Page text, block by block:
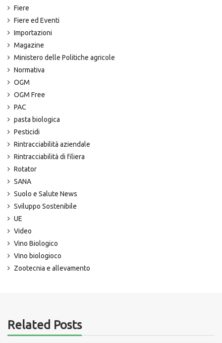
Fiere
Fiere ed Eventi
Importazioni
Magazine
Ministero delle Politiche agricole
Normativa
OGM
OGM Free
PAC
pasta biologica
Pesticidi
Rintracciabilità aziendale
Rintracciabilità di filiera
Rotator
SANA
Suolo e Salute News
Sviluppo Sostenibile
UE
Video
Vino Biologico
Vino biologioco
Zootecnia e allevamento
Related Posts